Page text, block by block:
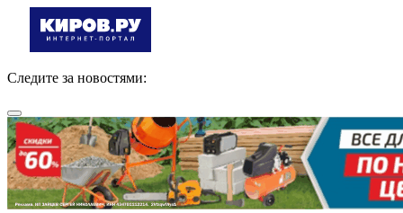
Следите за новостями: